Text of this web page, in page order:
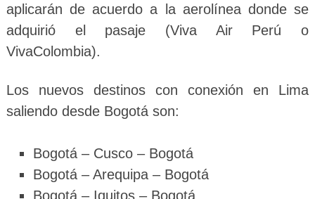
aplicarán de acuerdo a la aerolínea donde se
adquirió el pasaje (Viva Air Perú o
VivaColombia).
Los nuevos destinos con conexión en Lima
saliendo desde Bogotá son:
Bogotá – Cusco – Bogotá
Bogotá – Arequipa – Bogotá
Bogotá – Iquitos – Bogotá